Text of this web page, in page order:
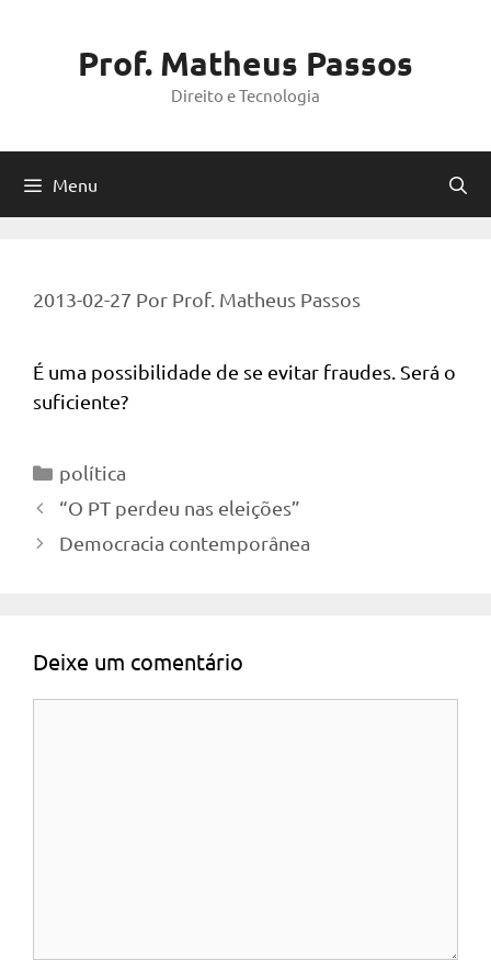
Prof. Matheus Passos
Direito e Tecnologia
Menu
2013-02-27 Por Prof. Matheus Passos
É uma possibilidade de se evitar fraudes. Será o
suficiente?
Categorias
política
“O PT perdeu nas eleições”
Democracia contemporânea
Deixe um comentário